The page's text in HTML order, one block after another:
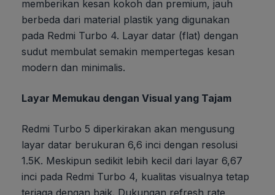
memberikan kesan kokoh dan premium, jauh
berbeda dari material plastik yang digunakan
pada Redmi Turbo 4. Layar datar (flat) dengan
sudut membulat semakin mempertegas kesan
modern dan minimalis.
Layar Memukau dengan Visual yang Tajam
Redmi Turbo 5 diperkirakan akan mengusung
layar datar berukuran 6,6 inci dengan resolusi
1.5K. Meskipun sedikit lebih kecil dari layar 6,67
inci pada Redmi Turbo 4, kualitas visualnya tetap
terjaga dengan baik. Dukungan refresh rate